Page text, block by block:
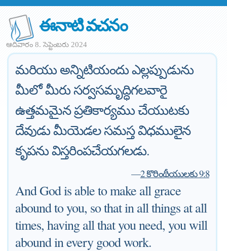
ఈనాటి వచనం
ఆదివారం 8. సెప్టెంబరు 2024
మరియు అన్నిటియందు ఎల్లప్పుడును
మీలో మీరు సర్వసమృద్ధిగలవారై
ఉత్తమమైన ప్రతికార్యము చేయుటకు
దేవుడు మీయెడల సమస్త విధములైన
కృపను విస్తరింపచేయగలడు.
—2 కొరింథీయులకు 9:8
And God is able to make all grace
abound to you, so that in all things at all
times, having all that you need, you will
abound in every good work.